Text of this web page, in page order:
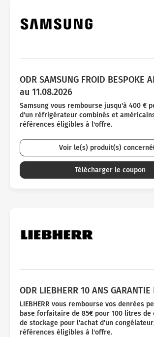
ODR SAMSUNG FROID BESPOKE
au 11.08.2026
Samsung vous rembourse jusqu'à 400 €
d'un réfrigérateur combinés et
références éligibles à l'offre.
Voir le(s) produit(s)
Télécharger le coupon
ODR LIEBHERR 10 ANS GARANTIE
LIEBHERR vous rembourse vos denrées
base forfaitaire de 85€ pour 100 litres de
de stockage pour l'achat d'un
références éligibles à l'offre.